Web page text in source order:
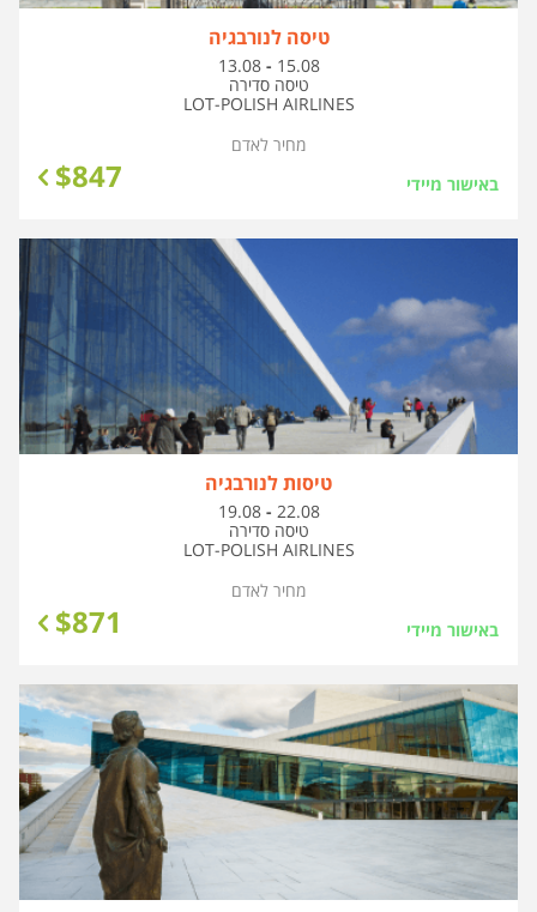
טיסה לנורבגיה
בין
התאריכים,
13.08 - 15.08
טיסה סדירה
LOT-POLISH AIRLINES
באישור מיידי $847
מחיר לאדם
טיסות לנורבגיה
בין
התאריכים,
19.08 - 22.08
טיסה סדירה
LOT-POLISH AIRLINES
באישור מיידי $871
מחיר לאדם